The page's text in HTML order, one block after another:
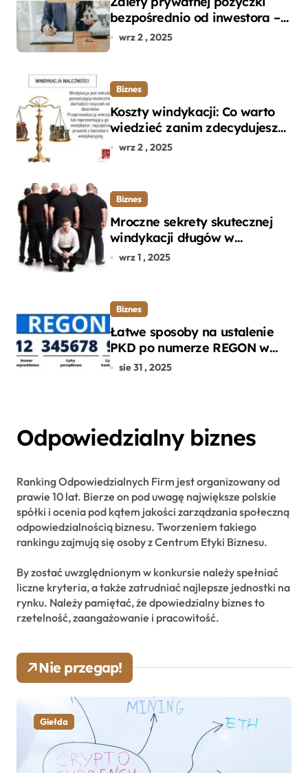
bezpośrednio od inwestora –
dlaczego warto?
wrz 2 , 2025
Biznes
Koszty windykacji: Co warto
wiedzieć zanim zdecydujesz
się na odzyskanie długu?
wrz 2 , 2025
Biznes
Mroczne sekrety skutecznej
windykacji długów w
departamencie windykacji
wrz 1 , 2025
Biznes
Łatwe sposoby na ustalenie
PKD po numerze REGON w
kilku prostych krokach
sie 31 , 2025
Odpowiedzialny biznes
Ranking Odpowiedzialnych Firm jest organizowany od
prawie 10 lat. Bierze on pod uwagę największe polskie
spółki i ocenia pod kątem jakości zarządzania społeczną
odpowiedzialnością biznesu. Tworzeniem takiego
rankingu zajmują się osoby z Centrum Etyki Biznesu.
By zostać uwzględnionym w konkursie należy spełniać
liczne kryteria, a także zatrudniać najlepsze jednostki na
rynku. Należy pamiętać, że dpowiedzialny biznes to
rzetelność, zaangażowanie i pracowitość.
Nie przegap!
Giełda